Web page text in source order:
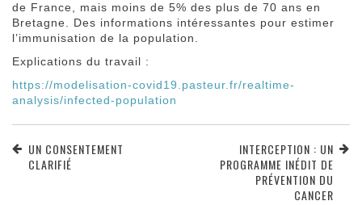
de France, mais moins de 5% des plus de 70 ans en
Bretagne. Des informations intéressantes pour estimer
l’immunisation de la population.
Explications du travail :
https://modelisation-covid19.pasteur.fr/realtime-
analysis/infected-population
UN CONSENTEMENT
CLARIFIÉ
INTERCEPTION : UN
PROGRAMME INÉDIT DE
PRÉVENTION DU
CANCER